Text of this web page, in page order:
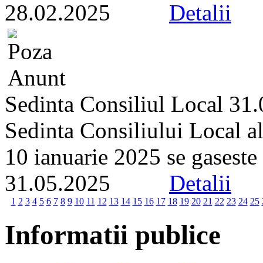
28.02.2025 Detalii
Sedinta Consiliul Local
Sedinta Consiliului Local
10 ianuarie 2025 se
31.05.2025 Detalii
1 2 3 4 5 6 7 8 9 10 11 12 13 14 15 16 17 18 19 20 21 22 23 24 25
Informatii publice